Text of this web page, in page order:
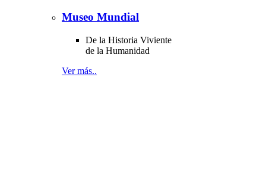
Museo Mundial
De la Historia Viviente
de la Humanidad
Ver más..